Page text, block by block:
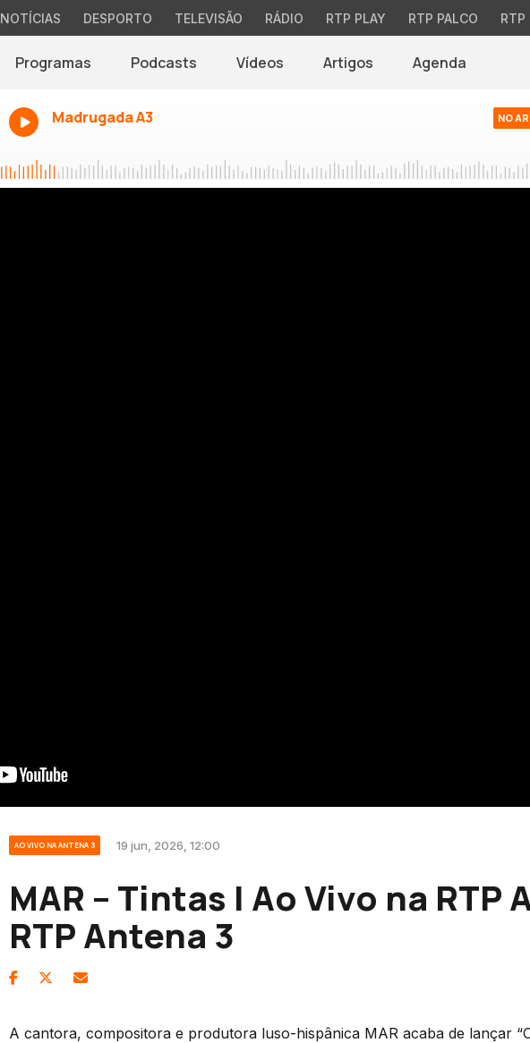
NOTÍCIAS DESPORTO TELEVISÃO RÁDIO RTP PLAY RTP PALCO RTP
Programas Podcasts Vídeos Artigos Agenda
Madrugada A3 NO AR
AO VIVO NA ANTENA 3 19 jun, 2026, 12:00
MAR – Tintas | Ao Vivo na RTP
RTP Antena 3
A cantora, compositora e produtora luso-hispânica MAR acaba de lançar